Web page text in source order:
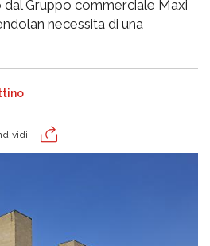
Gruppo commerciale Maxi
necessita di una